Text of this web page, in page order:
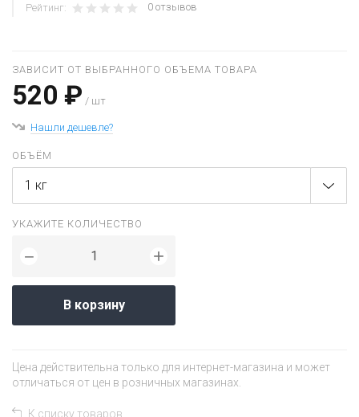
Рейтинг: 0 отзывов
ЗАВИСИТ ОТ ВЫБРАННОГО ОБЪЕМА ТОВАРА
520 ₽ / шт
Нашли дешевле?
ОБЪЁМ
1 кг
УКАЖИТЕ КОЛИЧЕСТВО
− +
В корзину
Цена действительна только для интернет-магазина и может
отличаться от цен в розничных магазинах.
К списку товаров